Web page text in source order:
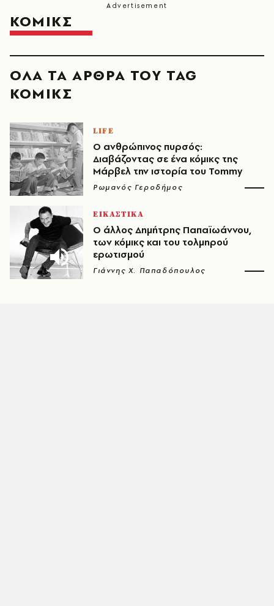
ΚΟΜΙΚΣ
ΟΛΑ ΤΑ ΑΡΘΡΑ ΤΟΥ TAG
ΚΟΜΙΚΣ
LIFE
Ο ανθρώπινος πυρσός:
Διαβάζοντας σε ένα κόμικς της
Μάρβελ την ιστορία του Tommy
Ρωμανός Γεροδήμος
ΕΙΚΑΣΤΙΚΑ
Ο άλλος Δημήτρης Παπαϊωάννου,
των κόμικς και του τολμηρού
ερωτισμού
Γιάννης Χ. Παπαδόπουλος